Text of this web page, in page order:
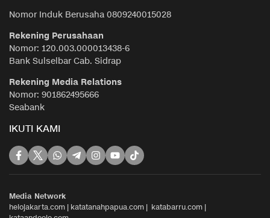
Nomor Induk Berusaha 0809240015028
Rekening Perusahaan
Nomor: 120.003.000013438-6
Bank Sulselbar Cab. Sidrap
Rekening Media Relations
Nomor: 901862495666
Seabank
IKUTI KAMI
Media Network
helojakarta.com | katatanahpapua.com | katabarru.com |